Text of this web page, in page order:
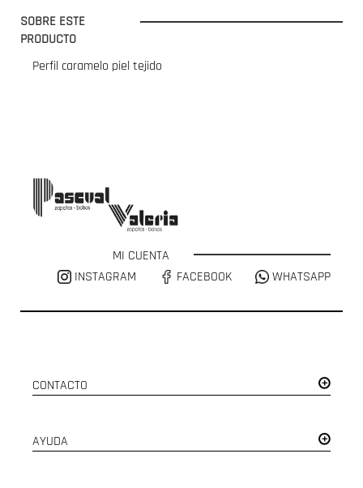
SOBRE ESTE
PRODUCTO
Perfil caramelo piel tejido
MI CUENTA
INSTAGRAM
FACEBOOK WHATSAPP
CONTACTO
AYUDA